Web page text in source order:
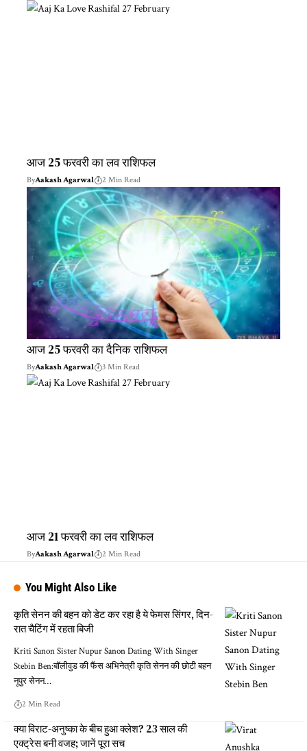
आज 25 फरवरी का लव राशिफल
ByAakash Agarwal 2 Min Read
आज 25 फरवरी का दैनिक राशिफल
ByAakash Agarwal 3 Min Read
आज 21 फरवरी का लव राशिफल
ByAakash Agarwal 2 Min Read
You Might Also Like
कृति सेनन की बहन को डेट कर रहा है ये फेमस सिंगर, दिन-
रात चैटिंग में रहता बिजी
Kriti Sanon Sister Nupur Sanon Dating With Singer
Stebin Ben:बॉलीवुड की फैंस अभिनेत्री कृति सेनन की छोटी बहन
नूपुर सेनन…
2 Min Read
क्या विराट-अनुष्का के बीच हुआ क्लेश? 23 साल की
एक्ट्रेस बनी वजह; जानें पूरा सच